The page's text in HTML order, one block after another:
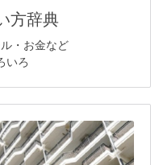
方辞典
・お金など
いろ